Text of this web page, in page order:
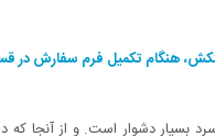
هنگام تکمیل فرم سفارش در
بسیار دشوار است. و از